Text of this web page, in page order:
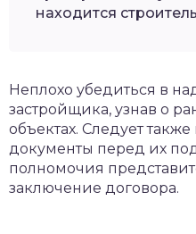
находится
Неплохо убедиться в
застройщика, узнав о
объектах. Следует
документы перед их
полномочия
заключение договора.